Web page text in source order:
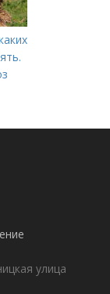
улица